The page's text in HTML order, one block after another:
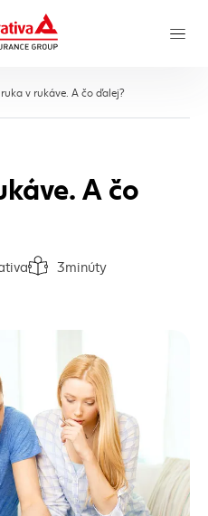
v rukáve. A čo ďalej?, aktuálna
A čo
Čas na prečítanie článku:
3minúty